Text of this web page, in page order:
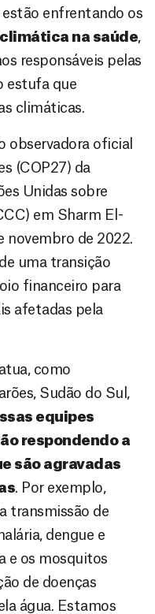
estão enfrentando os
na saúde
responsáveis pelas
estufa que
climáticas.
observadora oficial
(COP27) da
Unidas sobre
em Sharm El-
novembro de 2022.
uma transição
financeiro para
afetadas pela
como
Sudão do Sul,
equipes
respondendo a
são agravadas
. Por exemplo,
transmissão de
dengue e
e os mosquitos
de doenças
água. Estamos